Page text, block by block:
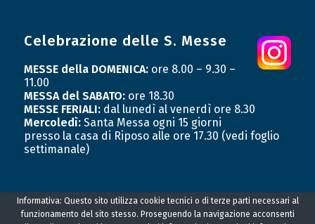
Celebrazione delle S. Messe
MESSE della DOMENICA: ore 8.00 – 9.30 –
11.00
MESSA del SABATO: ore 18.30
MESSE FERIALI: dal lunedì al venerdì ore 8.30
Mercoledì:Santa Messa ogni 15 giorni
presso la casa di Riposo alle ore 17.30 (vedi foglio
settimanale)
Informativa: Questo sito utilizza cookie tecnici o di terze parti necessari al
funzionamento del sito stesso. Proseguendo la navigazione acconsenti